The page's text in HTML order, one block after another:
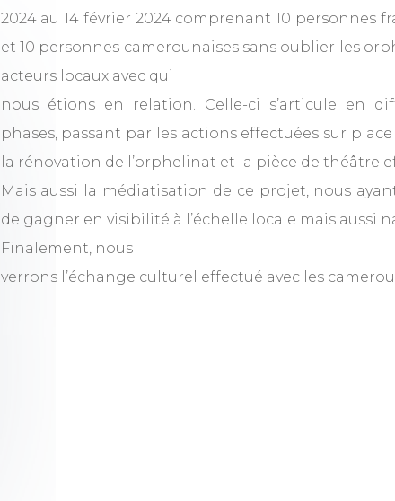
2024 au 14 février 2024 comprenant 10 personnes
et 10 personnes camerounaises sans oublier les
acteurs locaux avec qui
nous étions en relation. Celle-ci s’articule en
phases, passant par les actions effectuées sur
la rénovation de l’orphelinat et la pièce de théâtre
Mais aussi la médiatisation de ce projet, nous
de gagner en visibilité à l’échelle locale mais aussi
Finalement, nous
verrons l’échange culturel effectué avec les